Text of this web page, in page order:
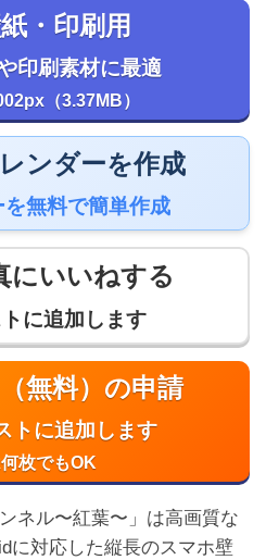
・印刷用
印刷素材に最適
（3.37MB）
ンダーを作成
無料で簡単作成
にいいねする
に追加します
無料）の申請
トに追加します
枚でもOK
ネル〜紅葉〜」は高画質な
に対応した縦長のスマホ壁